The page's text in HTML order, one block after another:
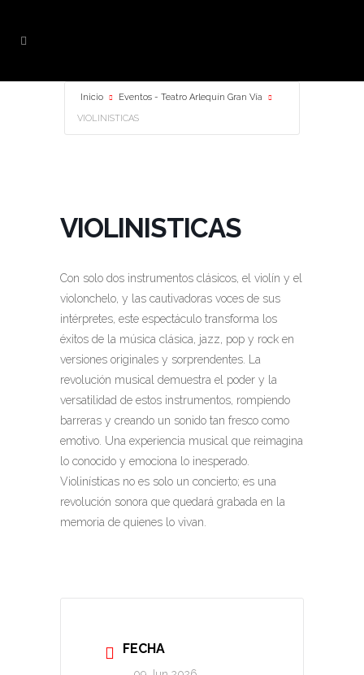
Inicio
Eventos - Teatro Arlequín Gran Vía
VIOLINISTICAS
VIOLINISTICAS
Con solo dos instrumentos clásicos, el violín y el
violonchelo, y las cautivadoras voces de sus
intérpretes, este espectáculo transforma los
éxitos de la música clásica, jazz, pop y rock en
versiones originales y sorprendentes. La
revolución musical demuestra el poder y la
versatilidad de estos instrumentos, rompiendo
barreras y creando un sonido tan fresco como
emotivo. Una experiencia musical que reimagina
lo conocido y emociona lo inesperado.
Violinísticas no es solo un concierto; es una
revolución sonora que quedará grabada en la
memoria de quienes lo vivan.
FECHA